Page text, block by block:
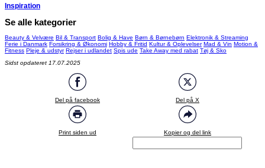
Inspiration
Se alle kategorier
Beauty & Velvære Bil & Transport Bolig & Have Børn & Børnebørn Elektronik & Streaming
Ferie i Danmark Forsikring & Økonomi Hobby & Fritid Kultur & Oplevelser Mad & Vin Motion &
Fitness Pleje & udstyr Rejser i udlandet Spis ude Take Away med rabat Tøj & Sko
Sidst opdateret 17.07.2025
Del på facebook Del på X
Print siden ud Kopier og del link